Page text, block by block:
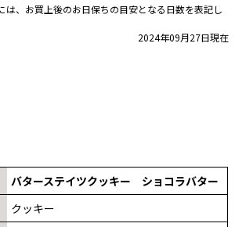
、お買上後のお日保ちの目安となる日数を表記し
2024年09月27日現在
バターステイツクッキー ショコラバター
クッキー